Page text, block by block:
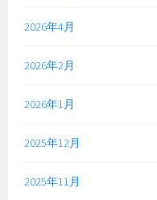
2026年4月
2026年2月
2026年1月
2025年12月
2025年11月